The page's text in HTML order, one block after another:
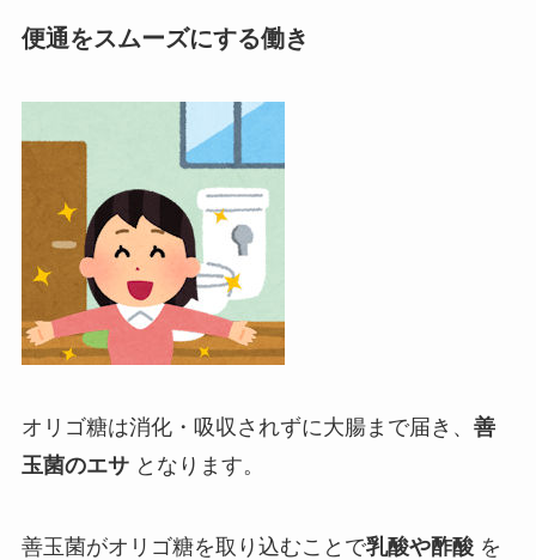
便通をスムーズにする働き
オリゴ糖は消化・吸収されずに大腸まで届き、 善
玉菌のエサとなります。
善玉菌がオリゴ糖を取り込むことで乳酸や酢酸を